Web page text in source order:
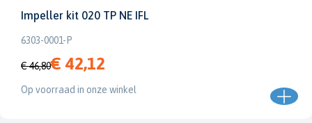
Impeller kit 020 TP NE IFL
6303-0001-P
€ 46,80€ 42,12
Op voorraad in onze winkel